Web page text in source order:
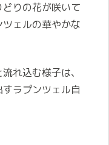
りの花が咲いて
ェルの華やかな
れ込む様子は、
ラプンツェル自